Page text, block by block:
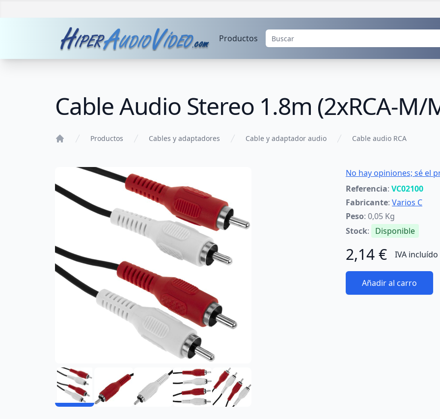
Productos
Cable Audio Stereo 1.8m (2xRCA-M/
Productos Cables y adaptadores Cable y adaptador audio Cable audio RCA
No hay opiniones; sé el
Referencia: VC02100
Fabricante: Varios C
Peso: 0,05 Kg
Stock: Disponible
2,14 € IVA incluído
Añadir al carro